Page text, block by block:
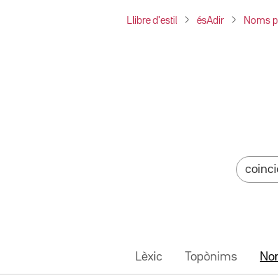
Llibre d'estil ésAdir Noms
Lèxic Topònims